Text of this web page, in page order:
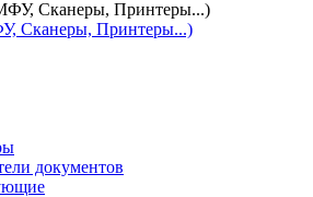
Сканеры, Принтеры...)
документов